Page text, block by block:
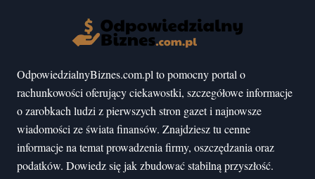
OdpowiedzialnyBiznes.com.pl to pomocny portal o
rachunkowości oferujący ciekawostki, szczegółowe informacje
o zarobkach ludzi z pierwszych stron gazet i najnowsze
wiadomości ze świata finansów. Znajdziesz tu cenne
informacje na temat prowadzenia firmy, oszczędzania oraz
podatków. Dowiedz się jak zbudować stabilną przyszłość.